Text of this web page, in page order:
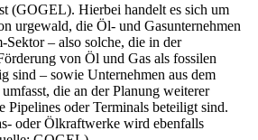
(GOGEL). Hierbei handelt es sich um
urgewald, die Öl- und Gasunternehmen
Sektor – also solche, die in der
von Öl und Gas als fossilen
sind – sowie Unternehmen aus dem
die an der Planung weiterer
Pipelines oder Terminals beteiligt sind.
oder Ölkraftwerke wird ebenfalls